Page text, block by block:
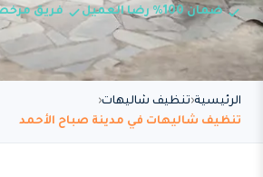
ضمان 100% رضا العميل فريق
الرئيسية تنظيف شاليهات
تنظيف شاليهات في مدينة صباح الأحمد